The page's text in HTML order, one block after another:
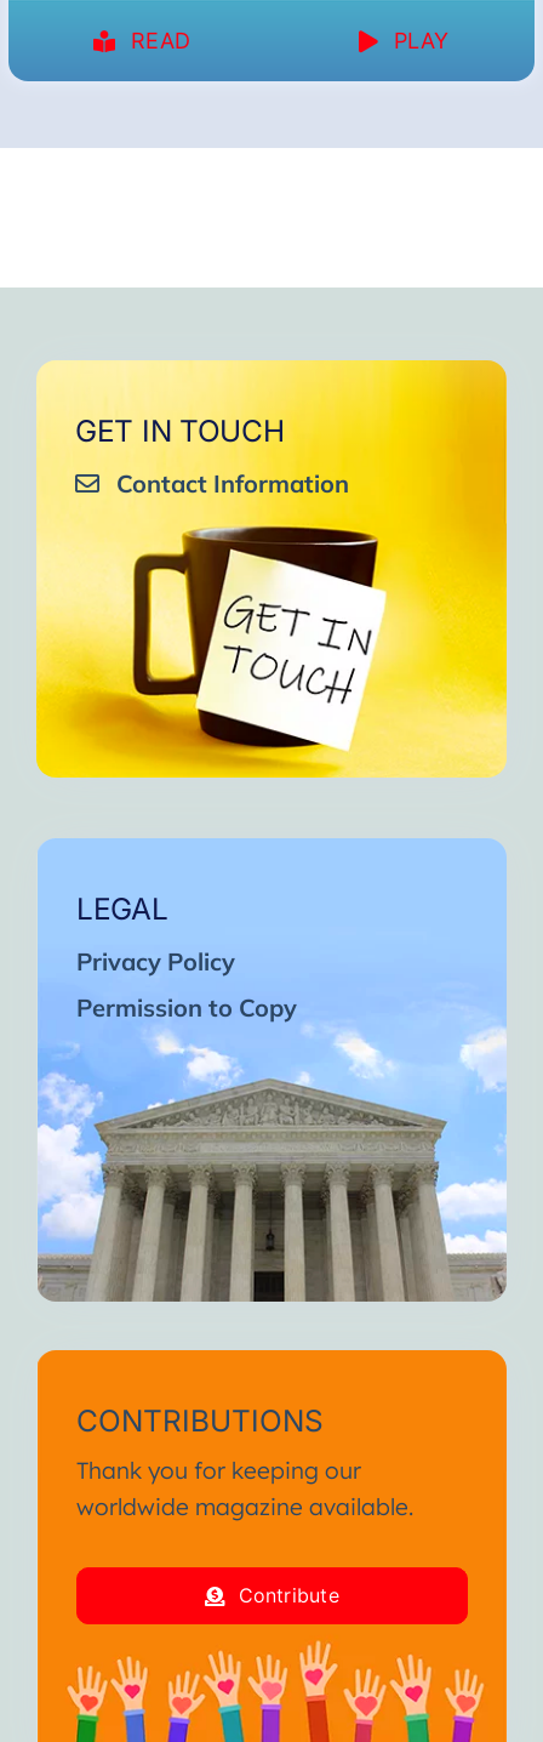
READ PLAY
GET IN TOUCH
Contact Information
LEGAL
Privacy Policy
Permission to Copy
CONTRIBUTIONS
Thank you for keeping our
worldwide magazine available.
Contribute